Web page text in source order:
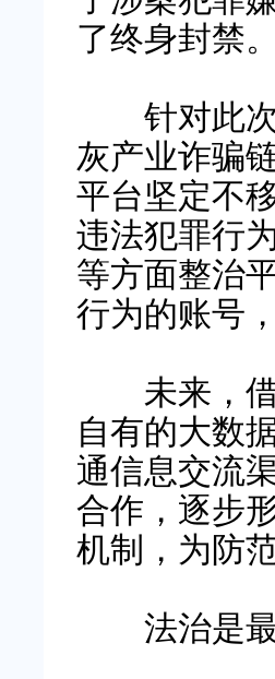
了终身封禁。
针对此次
灰产业诈骗
平台坚定不
违法犯罪行
等方面整治
行为的账号
未来，借
自有的大数
通信息交流
合作，逐步
机制，为防
法治是最